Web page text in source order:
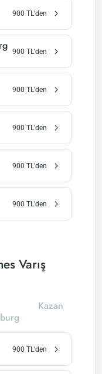
900 TL’den
900 TL’den
900 TL’den
900 TL’den
900 TL’den
900 TL’den
Varış
Kazan
900 TL’den